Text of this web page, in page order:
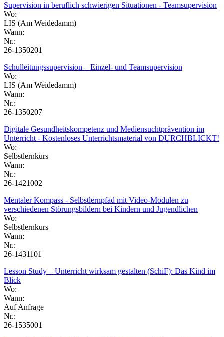
Supervision in beruflich schwierigen Situationen - Teamsupervision
Wo:
LIS (Am Weidedamm)
Wann:
Nr.:
26-1350201
Schulleitungssupervision – Einzel- und Teamsupervision
Wo:
LIS (Am Weidedamm)
Wann:
Nr.:
26-1350207
Digitale Gesundheitskompetenz und Mediensuchtprävention im
Unterricht - Kostenloses Unterrichtsmaterial von DURCHBLICKT!
Wo:
Selbstlernkurs
Wann:
Nr.:
26-1421002
Mentaler Kompass - Selbstlernpfad mit Video-Modulen zu
verschiedenen Störungsbildern bei Kindern und Jugendlichen
Wo:
Selbstlernkurs
Wann:
Nr.:
26-1431101
Lesson Study – Unterricht wirksam gestalten (SchiF): Das Kind im
Blick
Wo:
Wann:
Auf Anfrage
Nr.:
26-1535001